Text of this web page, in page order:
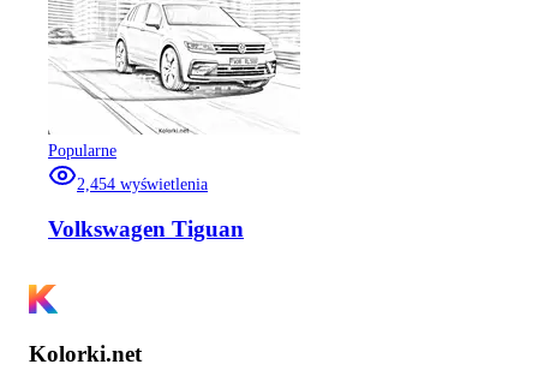
Popularne
2,454 wyświetlenia
Volkswagen Tiguan
Kolorki.net